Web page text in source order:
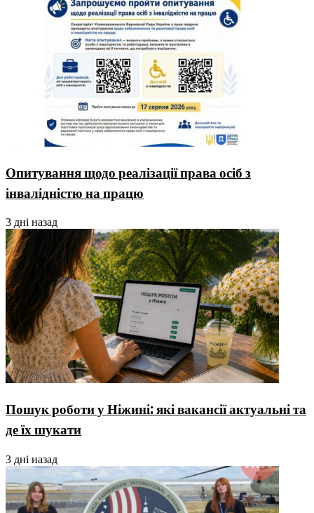
Опитування щодо реалізації права осіб з
інвалідністю на працю
3 дні назад
Пошук роботи у Ніжині: які вакансії актуальні та
де їх шукати
3 дні назад